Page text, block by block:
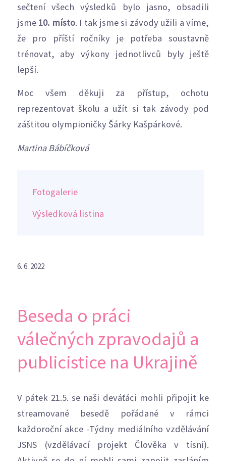
sečtení všech výsledků bylo jasno, obsadili
jsme 10. místo. I tak jsme si závody užili a víme,
že pro příští ročníky je potřeba soustavně
trénovat, aby výkony jednotlivců byly ještě
lepší.
Moc všem děkuji za přístup, ochotu
reprezentovat školu a užít si tak závody pod
záštitou olympioničky Šárky Kašpárkové.
Martina Bábíčková
Fotogalerie
Výsledková listina
6. 6. 2022
Beseda o práci
válečných zpravodajů a
publicistice na Ukrajině
V pátek 21.5. se naši deváťáci mohli připojit ke
streamované besedě pořádané v rámci
každoroční akce -Týdny mediálního vzdělávání
JSNS (vzdělávací projekt Člověka v tísni).